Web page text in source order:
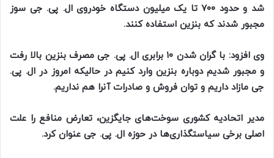
شد و حدود ۷۰۰ تا یک میلیون دستگاه خودروی ال. پی. جی سوز
مجبور شدند که بنزین استفاده کنند.
وی افزود: با گران شدن ۱۰ برابری ال. پی. جی مصرف بنزین بالا رفت
و مجبور شدیم دوباره بنزین وارد کنیم در حالیکه امروز در ال. پی.
جی مازاد داریم و توان فروش و صادرات آنرا هم نداریم.
مدیر اتحادیه کشوری سوخت‌های جایگزین، تعارض منافع را علت
اصلی برخی سیاستگذاری‌ها در حوزه ال. پی. جی عنوان کرد.